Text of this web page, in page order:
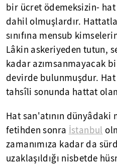
bir ücret ödemeksizin-
dahil olmuşlardır.
sınıfına mensub
Lâkin askeriyeden tutun,
kadar azımsanmayacak
devirde bulunmuşdur. Hat
tahsîli sonunda hattat
Hat san'atının dünyâdaki
fetihden sonra İstanbul
zamanımıza kadar da
uzaklaşıldığı nisbetde